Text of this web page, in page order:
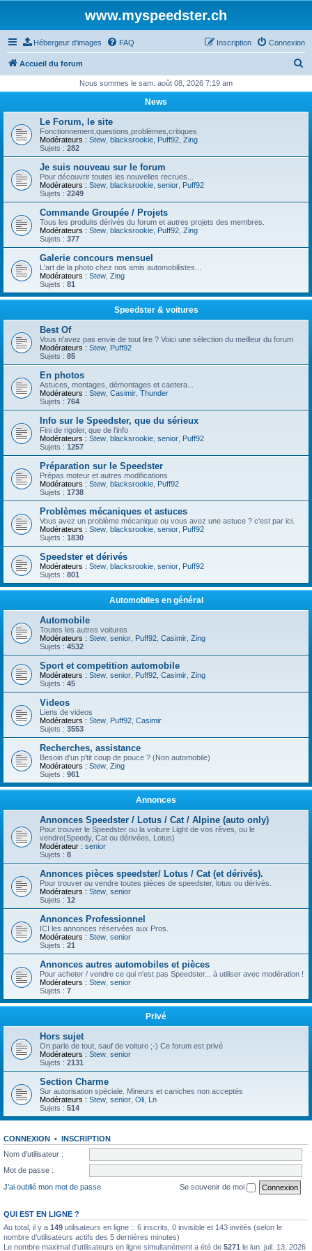
www.myspeedster.ch
Hébergeur d'images FAQ Connexion
Inscription
Accueil du forum
h
Nous sommes le sam. août 08, 2026 7:19 am
News
Le Forum, le site
Fonctionnement,questions,problèmes,critiques
Modérateurs : Stew blacksrookie Puff92 Zing
Sujets : 282
Je suis nouveau sur le forum
Pour découvrir toutes les nouvelles recrues...
Modérateurs : Stew blacksrookie senior Puff92
Sujets : 2249
Commande Groupée / Projets
Tous les produits dérivés du forum et autres projets des membres.
Modérateurs : Stew blacksrookie Puff92 Zing
Sujets : 377
Galerie concours mensuel
L'art de la photo chez nos amis automobilistes...
Modérateurs : Stew Zing
Sujets : 81
Speedster & voitures
Best Of
Vous n'avez pas envie de tout lire ? Voici une sélection du meilleur du forum
Modérateurs : Stew Puff92
Sujets : 85
En photos
Astuces, montages, démontages et caetera...
Modérateurs : Stew Casimir Thunder
Sujets : 764
Info sur le Speedster, que du sérieux
Fini de rigoler, que de l'info
Modérateurs : Stew blacksrookie senior Puff92
Sujets : 1257
Préparation sur le Speedster
Prépas moteur et autres modifications
Modérateurs : Stew blacksrookie Puff92
Sujets : 1738
Problèmes mécaniques et astuces
Vous avez un problème mécanique ou vous avez une astuce ? c'est par ici.
Modérateurs : Stew blacksrookie senior Puff92
Sujets : 1830
Speedster et dérivés
Modérateurs : Stew blacksrookie senior Puff92
Sujets : 801
Automobiles en général
Automobile
Toutes les autres voitures
Modérateurs : Stew senior Puff92 Casimir Zing
Sujets : 4532
Sport et competition automobile
Modérateurs : Stew senior Puff92 Casimir Zing
Sujets : 45
Videos
Liens de videos
Modérateurs : Stew Puff92 Casimir
Sujets : 3553
Recherches, assistance
Besoin d'un p'tit coup de pouce ? (Non automobile)
Modérateurs : Stew Zing
Sujets : 961
Annonces
Annonces Speedster / Lotus / Cat / Alpine (auto only)
Pour trouver le Speedster ou la voiture Light de vos rêves, ou le
vendre(Speedy, Cat ou dérivées, Lotus)
Modérateur : senior
Sujets : 8
Annonces pièces speedster/ Lotus / Cat (et dérivés).
Pour trouver ou vendre toutes pièces de speedster, lotus ou dérivés.
Modérateurs : Stew senior
Sujets : 12
Annonces Professionnel
ICI les annonces réservées aux Pros.
Modérateurs : Stew senior
Sujets : 21
Annonces autres automobiles et pièces
Pour acheter / vendre ce qui n'est pas Speedster... à utiliser avec modération !
Modérateurs : Stew senior
Sujets : 7
Privé
Hors sujet
On parle de tout, sauf de voiture ;-) Ce forum est privé
Modérateurs : Stew senior
Sujets : 2131
Section Charme
Sur autorisation spéciale. Mineurs et caniches non acceptés
Modérateurs : Stew senior Oli Ln
Sujets : 514
CONNEXION • INSCRIPTION
Nom d’utilisateur :
Mot de passe :
J’ai oublié mon mot de passe
Se souvenir de moi
QUI EST EN LIGNE ?
Au total, il y a 149 utilisateurs en ligne :: 6 inscrits, 0 invisible et 143 invités (selon le
nombre d’utilisateurs actifs des 5 dernières minutes)
Le nombre maximal d’utilisateurs en ligne simultanément a été de 5271 le lun. juil. 13, 2026